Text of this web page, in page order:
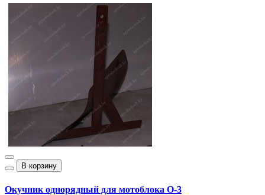
В корзину
Окучник однорядный для мотоблока О-3